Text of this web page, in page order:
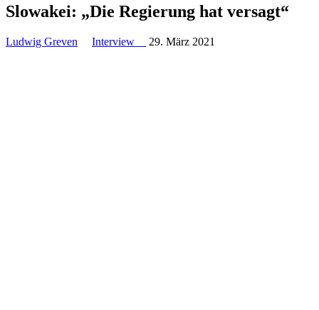
Slowakei: „Die Regierung hat versagt“
Ludwig Greven Interview 29. März 2021